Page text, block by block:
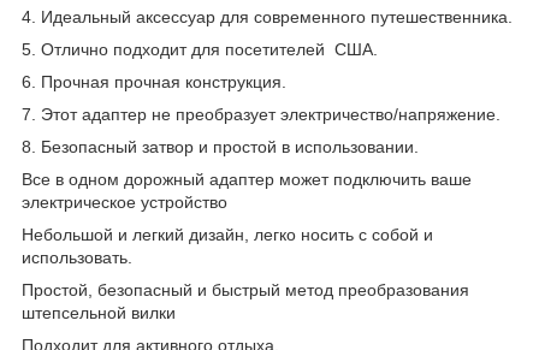
4. Идеальный аксессуар для современного путешественника.
5. Отлично подходит для посетителей США.
6. Прочная прочная конструкция.
7. Этот адаптер не преобразует электричество/напряжение.
8. Безопасный затвор и простой в использовании.
Все в одном дорожный адаптер может подключить ваше
электрическое устройство
Небольшой и легкий дизайн, легко носить с собой и
использовать.
Простой, безопасный и быстрый метод преобразования
штепсельной вилки
Подходит для активного отдыха.